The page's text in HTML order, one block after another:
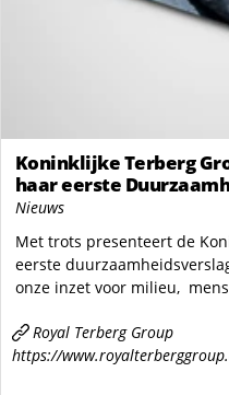
Koninklijke Terberg
haar eerste
Nieuws
Met trots presenteert de
eerste
onze inzet voor milieu,
Royal Terberg Group
https://